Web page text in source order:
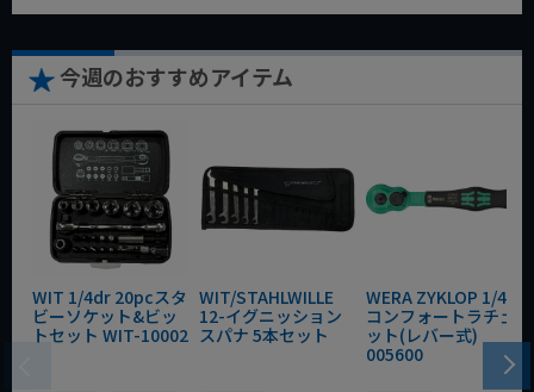
今週のおすすめアイテム
WIT 1/4dr 20pcスタ
ビーソケット&ビッ
トセット WIT-10002
WIT/STAHLWILLE
12-イグニッション
スパナ 5本セット
WERA ZYKLOP 1/4"
コンフォートラチェ
ット(レバー式)
005600